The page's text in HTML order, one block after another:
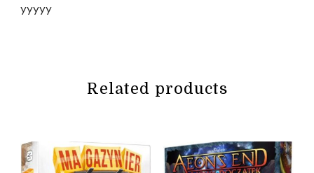
yyyyy
Related products